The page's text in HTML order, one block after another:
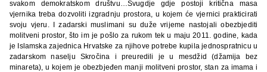
svakom demokratskom društvu…Svugdje gdje postoji kritična masa
vjernika treba dozvoliti izgradnju prostora, u kojem će vjernici prakticirati
svoju vjeru. I zadarski muslimani su duže vrijeme nastojali obezbjediti
molitveni prostor, što im je pošlo za rukom tek u maju 2011. godine, kada
je Islamska zajednica Hrvatske za njihove potrebe kupila jednospratnicu u
zadarskom naselju Skročina i preuredili je u mesdžid (džamija bez
minareta), u kojem je obezbjeđen manji molitveni prostor, stan za imama i